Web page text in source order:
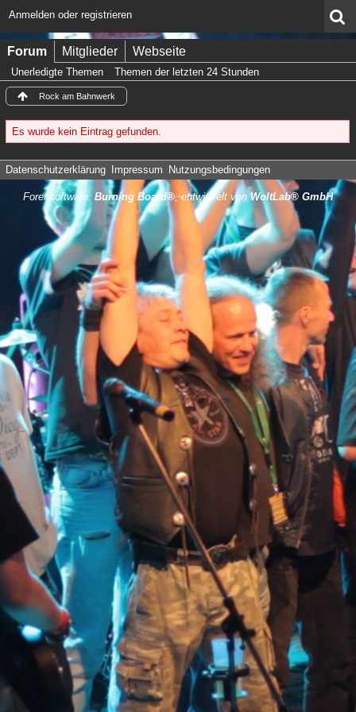
Anmelden oder registrieren
Forum Mitglieder Webseite
Unerledigte Themen Themen der letzten 24 Stunden
Rock am Bahnwerk
Es wurde kein Eintrag gefunden.
Datenschutzerklärung Impressum Nutzungsbedingungen
Forensoftware: Burning Board®, entwickelt vonWoltLab® GmbH